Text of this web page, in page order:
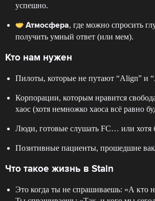
успешно.
Атмосфера, где можно спросить
получить умный ответ (или мем).
Кто нам нужен
Пилоты, которые не путают “Align” и
Корпорации, которым нравится
хаос (хотя немножко хаоса всё равно
Люди, готовые слушать FC… или хотя
Позитивные пациенты, прошедшие
Что такое жизнь в Stain
Это когда ты не спрашиваешь: «А кто